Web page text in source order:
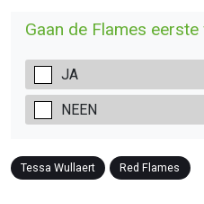
Gaan de Flames
JA
NEEN
Tessa Wullaert Red Flames